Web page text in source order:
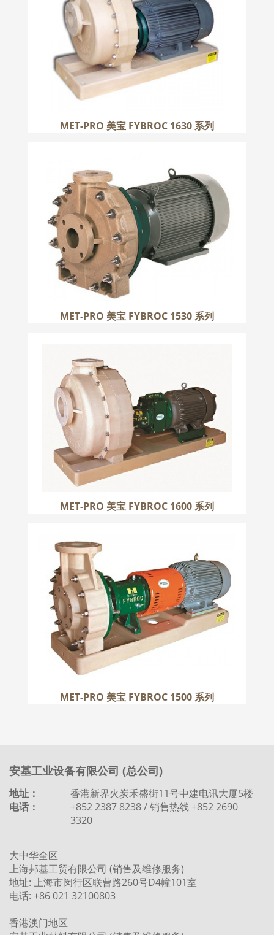
MET-PRO 美宝 FYBROC 1630 系列
更多
MET-PRO 美宝 FYBROC 1530 系列
更多
MET-PRO 美宝 FYBROC 1600 系列
更多
MET-PRO 美宝 FYBROC 1500 系列
MET-PRO 美宝 FYBROC 1500 系列
更多
安基工业设备有限公司 (总公司)
地址：
香港新界火炭禾盛街11号中建电讯大厦5楼
电话：
+852 2387 8238 / 销售热线 +852 2690
3320
大中华全区
上海邦基工贸有限公司 (销售及维修服务)
地址: 上海市闵行区联曹路260号D4幢101室
电话: +86 021 32100803
香港澳门地区